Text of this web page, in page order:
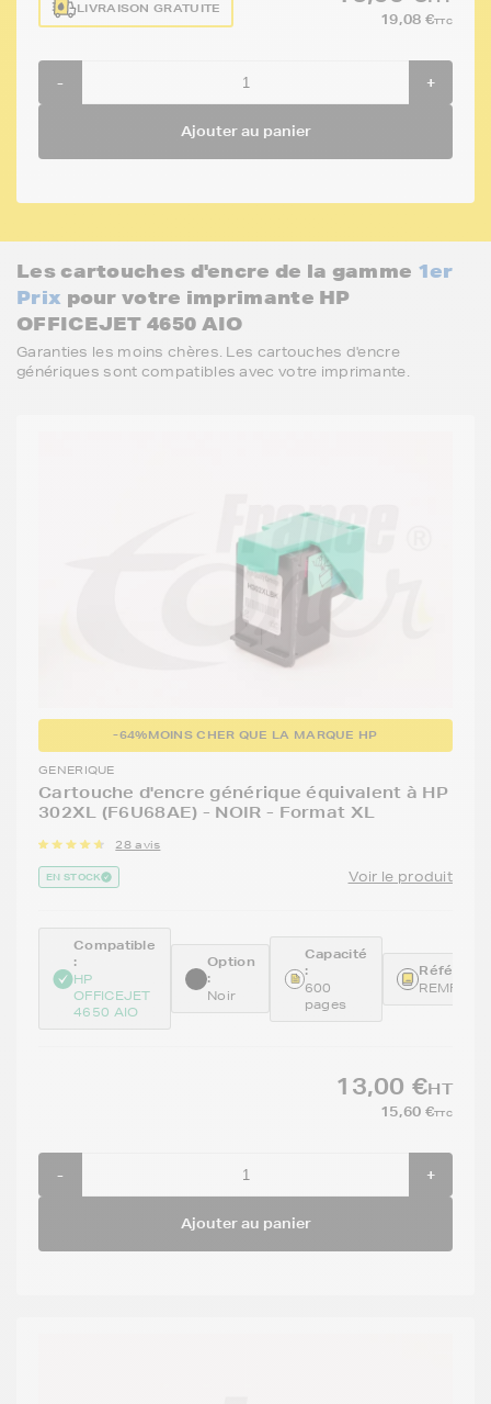
LIVRAISON GRATUITE
19,08 €TTC
- +
Ajouter au panier
Les cartouches d'encre de la gamme 1er
Prix pour votre imprimante HP
OFFICEJET 4650 AIO
Garanties les moins chères. Les cartouches d'encre
génériques sont compatibles avec votre imprimante.
-64%MOINS CHER QUE LA MARQUE HP
GENERIQUE
Cartouche d'encre générique équivalent à HP
302XL (F6U68AE) - NOIR - Format XL
28 avis
EN STOCK Voir le produit
Compatible
:
HP
OFFICEJET
4650 AIO
Option
:
Noir
Capacité
:
600
pages
13,00 €HT
15,60 €TTC
- +
Ajouter au panier